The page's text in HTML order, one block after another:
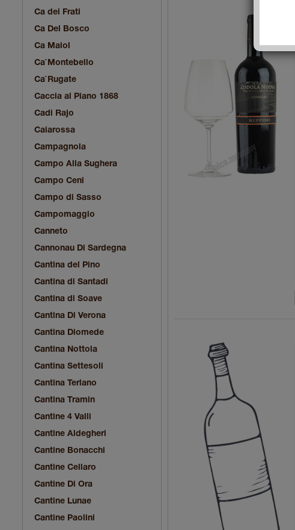
Ca dei Frati
Ca Del Bosco
Ca Maiol
Ca`Montebello
Ca`Rugate
Caccia al Piano 1868
Cadi Rajo
Caiarossa
Campagnola
Campo Alla Sughera
Campo Ceni
Campo di Sasso
Campomaggio
Canneto
Cannonau Di Sardegna
Cantina del Pino
Cantina di Santadi
Cantina di Soave
Cantina Di Verona
Cantina Diomede
Cantina Nottola
Cantina Settesoli
Cantina Terlano
Cantina Tramin
Cantine 4 Valli
Cantine Aldegheri
Cantine Bonacchi
Cantine Cellaro
Cantine Di Ora
Cantine Lunae
Cantine Paolini